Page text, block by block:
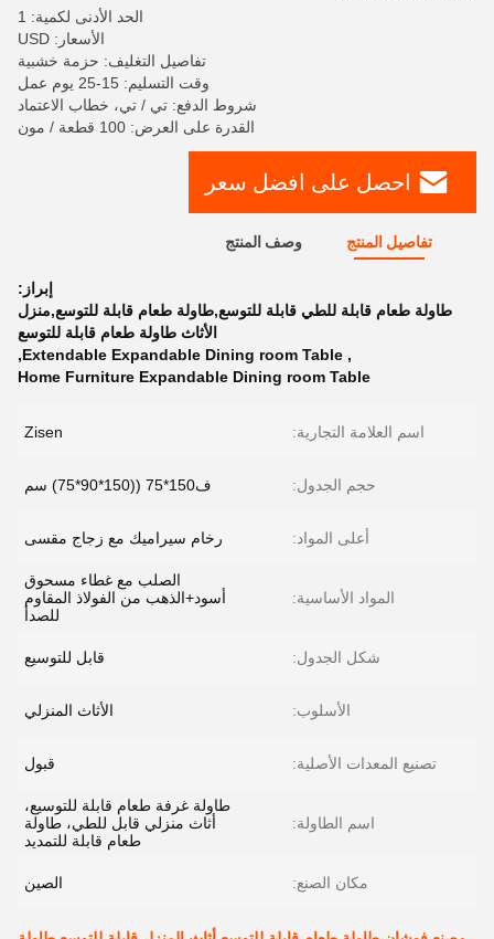
الحد الأدنى لكمية: 1
الأسعار: USD
تفاصيل التغليف: حزمة خشبية
وقت التسليم: 15-25 يوم عمل
شروط الدفع: تي / تي، خطاب الاعتماد
القدرة على العرض: 100 قطعة / مون
احصل على افضل سعر
تفاصيل المنتج وصف المنتج
إبراز:
طاولة طعام قابلة للطي قابلة للتوسع,طاولة طعام قابلة للتوسع,منزل
الأثاث طاولة طعام قابلة للتوسع
,
Extendable Expandable Dining room Table
,
Home Furniture Expandable Dining room Table
اسم العلامة التجارية: Zisen
حجم الجدول: ف150*75 ((150*90*75) سم
أعلى المواد: رخام سيراميك مع زجاج مقسى
المواد الأساسية:
الصلب مع غطاء مسحوق
أسود+الذهب من الفولاذ المقاوم
للصدأ
شكل الجدول: قابل للتوسيع
الأسلوب: الأثاث المنزلي
تصنيع المعدات الأصلية: قبول
اسم الطاولة:
طاولة غرفة طعام قابلة للتوسيع،
أثاث منزلي قابل للطي، طاولة
طعام قابلة للتمديد
مكان الصنع: الصين